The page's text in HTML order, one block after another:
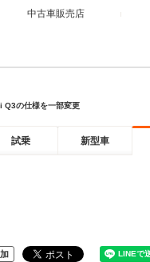
中古車販売店
Q3の仕様を一部変更
試乗 新型車